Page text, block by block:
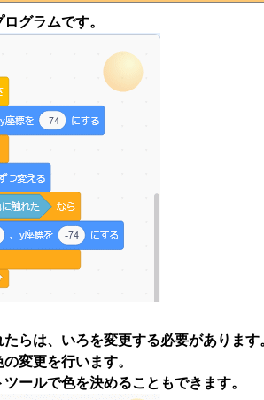
グラムです。
らは、いろを変更する必要があります
変更を行います。
ールで色を決めることもできます。